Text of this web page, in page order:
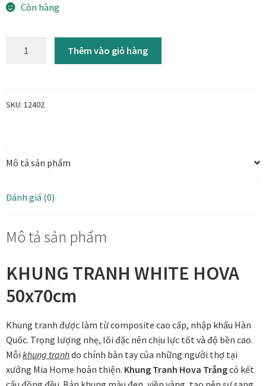
Viên Dung Collection
Vũ khúc thiên nga Collection
Tranh chim sếu nghệ thuật
Catalogue
Catalogue Bộ Sưu Tập Mã Vương
Câu hỏi thường gặp khi mua tranh tại Mia Home
Đóng khung tranh theo yêu cầu
Đóng khung tranh thảm Dubai
Đóng khung ảnh
Còn hàng
Quốc
bản
cm
Thêm vào giỏ hàng
SKU: 12402
Mô tả sản phẩm
Đánh giá (0)
Mô tả sản phẩm
KHUNG TRANH WHITE HOVA
50x70cm
Khung tranh được làm từ composite cao cấp, nhập khẩu Hàn
Quốc. Trọng lượng nhẹ, lõi đặc nên chịu lực tốt và độ bền cao.
Mỗi khung tranhdo chính bàn tay của những người thợ tại
xưởng Mia Home hoàn thiện. Khung Tranh Hova Trắngcó kết